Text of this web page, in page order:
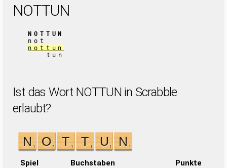
NOTTUN
NOTTUN
not
nottun
tun
Ist das Wort NOTTUN in Scrabble
erlaubt?
Spiel Buchstaben Punkte